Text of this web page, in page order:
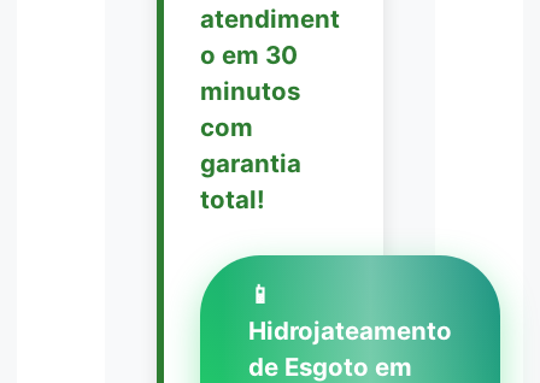
atendiment
o em 30
minutos
com
garantia
total!
📱
Hidrojateamento
de Esgoto em